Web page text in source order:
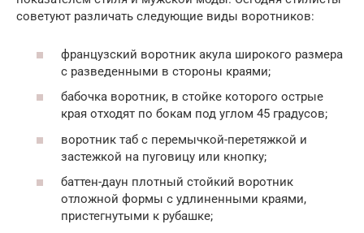
советуют различать следующие виды воротников:
французский воротник акула широкого размера
с разведенными в стороны краями;
бабочка воротник, в стойке которого острые
края отходят по бокам под углом 45 градусов;
воротник таб с перемычкой-перетяжкой и
застежкой на пуговицу или кнопку;
баттен-даун плотный стойкий воротник
отложной формы с удлиненными краями,
пристегнутыми к рубашке;